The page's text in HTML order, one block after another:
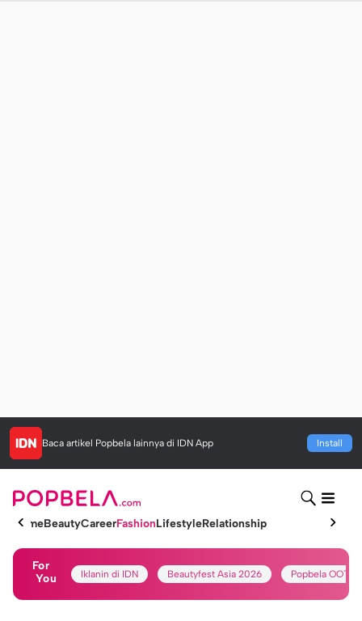
Baca artikel Popbela lainnya di IDN App Install
HomeBeautyCareerFashionLifestyleRelationship
For
You
Iklanin di IDN Beautyfest Asia 2026 Popbela OOTD